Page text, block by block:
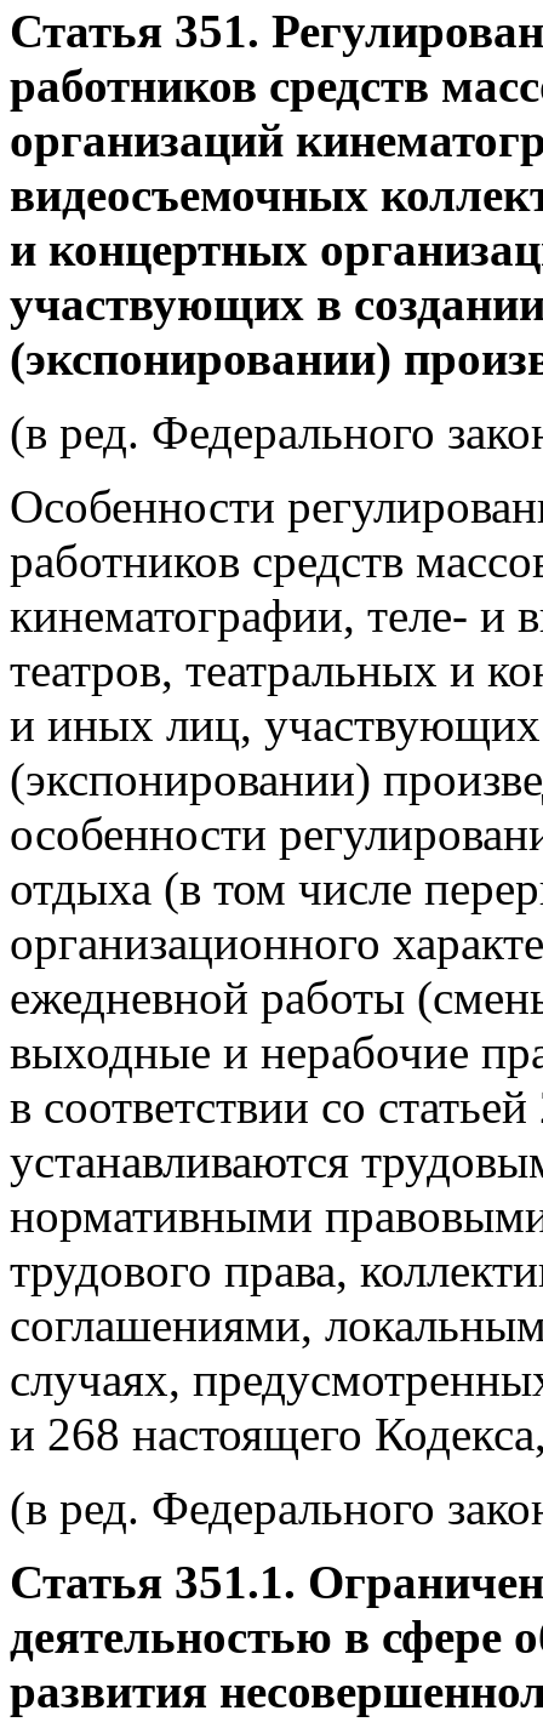
Статья 351.
работников средств
организаций
видеосъемочных
и концертных
участвующих в
(экспонировании)
(в ред. Федерального
Особенности
работников средств
кинематографии, теле- и
театров, театральных и
и иных лиц,
(экспонировании)
особенности
отдыха (в том числе
организационного
ежедневной работы
выходные и нерабочие
в соответствии со
устанавливаются
нормативными
трудового права,
соглашениями,
случаях,
и 268 настоящего
(в ред. Федерального
Статья 351.1.
деятельностью в сфере
развития